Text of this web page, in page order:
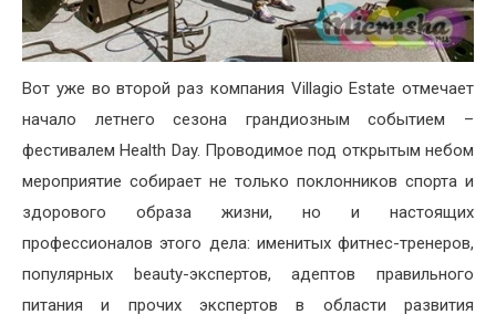
Вот уже во второй раз компания Villagio Estate отмечает
начало летнего сезона грандиозным событием –
фестивалем Health Day. Проводимое под открытым небом
мероприятие собирает не только поклонников спорта и
здорового образа жизни, но и настоящих
профессионалов этого дела: именитых фитнес-тренеров,
популярных beauty-экспертов, адептов правильного
питания и прочих экспертов в области развития